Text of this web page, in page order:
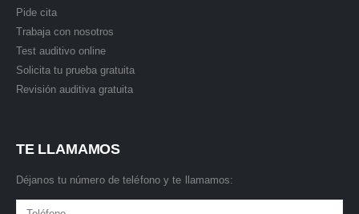
Pide cita
Trabaja con nosotros
Test auditivo online
Solicita tu prueba gratuita
Revisión auditiva gratuita
TE LLAMAMOS
Déjanos tu número de teléfono y te llamamos: